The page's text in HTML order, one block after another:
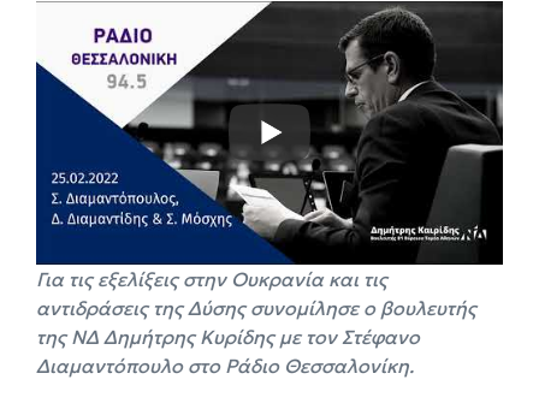
Για τις εξελίξεις στην Ουκρανία και τις
αντιδράσεις της Δύσης συνομίλησε ο βουλευτής
της ΝΔ Δημήτρης Κυρίδης με τον Στέφανο
Διαμαντόπουλο στο Ράδιο Θεσσαλονίκη.